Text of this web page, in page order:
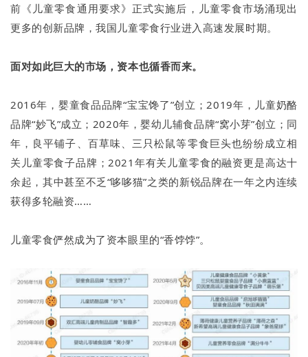
前《儿童零食通用要求》正式实施后，儿童零食市场涌现出
更多的创新品牌，我国儿童零食行业进入高速发展时期。
面对如此巨大的市场，资本也循香而来。
2016年，婴童食品品牌“宝宝馋了”创立；2019年，儿童奶酪
品牌“妙飞”成立；2020年，婴幼儿辅食品牌“窝小芽”创立；同
年，良平铺子、百草味、三只松鼠等零食巨头也纷纷成立相
关儿童零食子品牌；2021年有关儿童零食的融资更是高达十
余起，其中甚至不乏“哆哆猫”之类的新锐品牌在一年之内连续
获得多轮融资……
儿童零食俨然成为了资本眼里的“香饽饽”。